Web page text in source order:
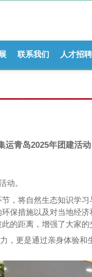
联系我们 人才招聘
运青岛2025年团建活动
动。
，将自然生态知识学
保措施以及对当地经
的距离，增强了大家
，更是通过亲身体验